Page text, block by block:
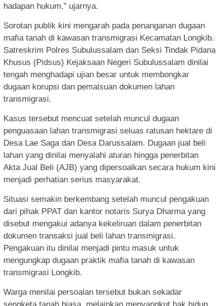
hadapan hukum,” ujarnya.
Sorotan publik kini mengarah pada penanganan dugaan
mafia tanah di kawasan transmigrasi Kecamatan Longkib.
Satreskrim Polres Subulussalam dan Seksi Tindak Pidana
Khusus (Pidsus) Kejaksaan Negeri Subulussalam dinilai
tengah menghadapi ujian besar untuk membongkar
dugaan korupsi dan pemalsuan dokumen lahan
transmigrasi.
Kasus tersebut mencuat setelah muncul dugaan
penguasaan lahan transmigrasi seluas ratusan hektare di
Desa Lae Saga dan Desa Darussalam. Dugaan jual beli
lahan yang dinilai menyalahi aturan hingga penerbitan
Akta Jual Beli (AJB) yang dipersoalkan secara hukum kini
menjadi perhatian serius masyarakat.
Situasi semakin berkembang setelah muncul pengakuan
dari pihak PPAT dan kantor notaris Surya Dharma yang
disebut mengakui adanya kekeliruan dalam penerbitan
dokumen transaksi jual beli lahan transmigrasi.
Pengakuan itu dinilai menjadi pintu masuk untuk
mengungkap dugaan praktik mafia tanah di kawasan
transmigrasi Longkib.
Warga menilai persoalan tersebut bukan sekadar